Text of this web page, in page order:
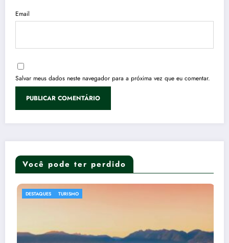
Email
Salvar meus dados neste navegador para a próxima vez que eu comentar.
Você pode ter perdido